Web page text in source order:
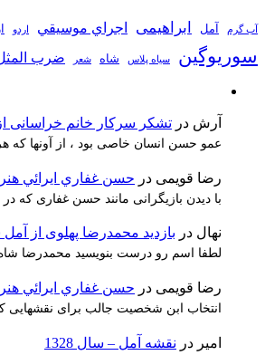
آب گرم آمل ابراهیمی اجراي موسيقي اردو
سوریوگین سیاه پلاس شاه شعر ضرب
آرش در تشکر سرکار خانم خراسانی
عمو حسن انسان خاصی بود ، از آونها که
رضا قویمی در حسن غفاري ايرائي هنرپيشه دهه
با دیدن بازیگرانی مانند حسن غفاری که
نهال در بازدید محمدرضا پهلوی از آمل سال
لطفا اسم رو درست بنویسید محمدرضا
رضا قویمی در حسن غفاري ايرائي هنرپيشه دهه
انتخاب ابن شخصیت جالب برای نقشهایی
امیر در نقشه آمل – سال 1328